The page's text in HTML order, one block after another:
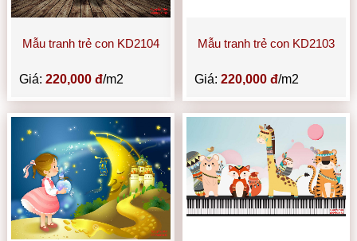
Mẫu tranh trẻ con KD2104
Giá:220,000 đ/m2
Mẫu tranh trẻ con KD2103
Giá: 220,000 đ/m2